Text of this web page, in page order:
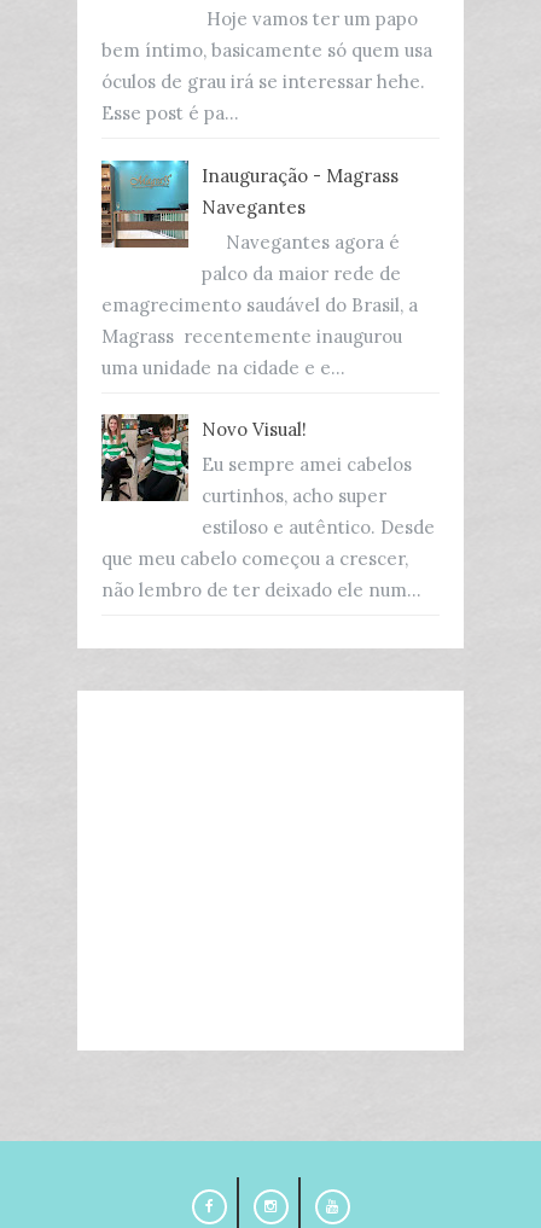
Hoje vamos ter um papo
bem íntimo, basicamente só quem usa
óculos de grau irá se interessar hehe.
Esse post é pa...
Inauguração - Magrass
Navegantes
Navegantes agora é
palco da maior rede de
emagrecimento saudável do Brasil, a
Magrass recentemente inaugurou
uma unidade na cidade e e...
Novo Visual!
Eu sempre amei cabelos
curtinhos, acho super
estiloso e autêntico. Desde
que meu cabelo começou a crescer,
não lembro de ter deixado ele num...